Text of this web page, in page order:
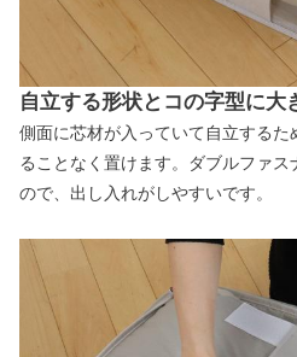
自立する形状とコの字型に大
側面に芯材が入っていて自立する
ることなく置けます。ダブルファス
ので、出し入れがしやすいです。